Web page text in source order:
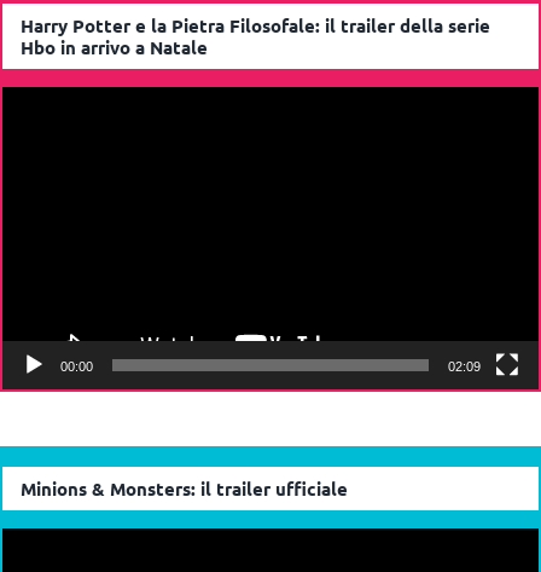
Harry Potter e la Pietra Filosofale: il trailer della serie
Hbo in arrivo a Natale
00:00 02:09
Minions & Monsters: il trailer ufficiale